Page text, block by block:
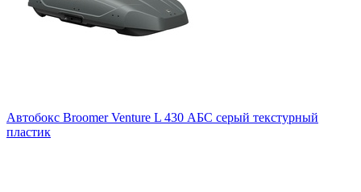
Автобокс Broomer Venture L 430 АБС серый текстурный
пластик